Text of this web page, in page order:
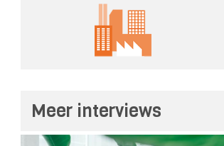
Meer interviews